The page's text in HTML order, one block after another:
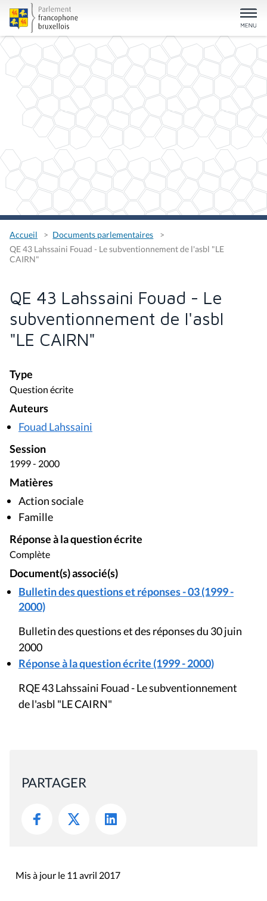
Accueil
Documents parlementaires
QE 43 Lahssaini Fouad - Le subventionnement de l'asbl "LE
CAIRN"
QE 43 Lahssaini Fouad - Le
subventionnement de l'asbl
"LE CAIRN"
Type
Question écrite
Auteurs
Fouad Lahssaini
Session
1999 - 2000
Matières
Action sociale
Famille
Réponse à la question écrite
Complète
Document(s) associé(s)
Bulletin des questions et réponses - 03 (1999 -
2000)
Bulletin des questions et des réponses du 30 juin
2000
Réponse à la question écrite (1999 - 2000)
RQE 43 Lahssaini Fouad - Le subventionnement
de l'asbl "LE CAIRN"
PARTAGER
Mis à jour le 11 avril 2017